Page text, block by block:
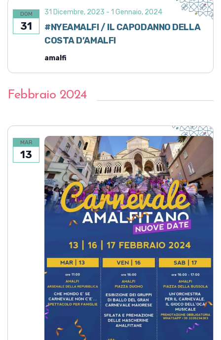
DOM
31
#NYEAMALFI / IL CAPODANNO DELLA
COSTA D’AMALFI
31 Dicembre, 2023 - 1 Gennaio, 2024
amalfi
Febbraio 2024
MAR
13